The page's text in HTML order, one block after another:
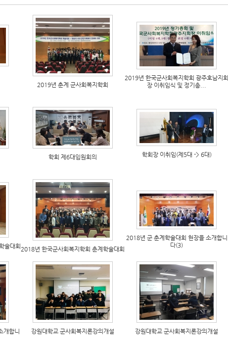
2019년 춘계 군사회복지학회
2019년 한국군사회복지학회 광주호남지회
장 이취임식 및 정기총...
학회 제6대임원회의
학회장 이취임(제5대 -> 6대)
술대회 2018년 한국군사회복지학회 춘계학술대회
2018년 군 춘계학술대회 현장을 소개합니
다(3)
개합니
강원대학교 군사회복지론강의개설 강원대학교 군사회복지론강의개설